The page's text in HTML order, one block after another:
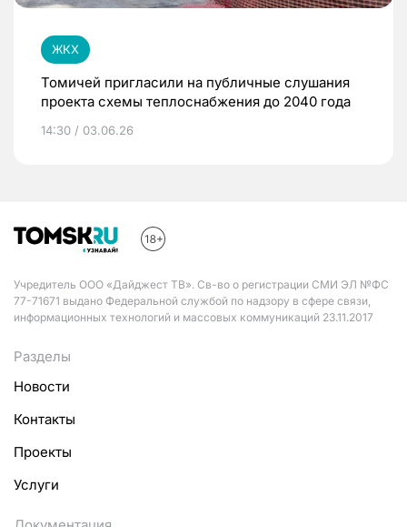
ЖКХ
Томичей пригласили на публичные слушания
проекта схемы теплоснабжения до 2040 года
14:30 / 03.06.26
Учредитель ООО «Дайджест ТВ». Св-во о регистрации СМИ ЭЛ №ФС
77-71671 выдано Федеральной службой по надзору в сфере связи,
информационных технологий и массовых коммуникаций 23.11.2017
Разделы
Новости
Контакты
Проекты
Услуги